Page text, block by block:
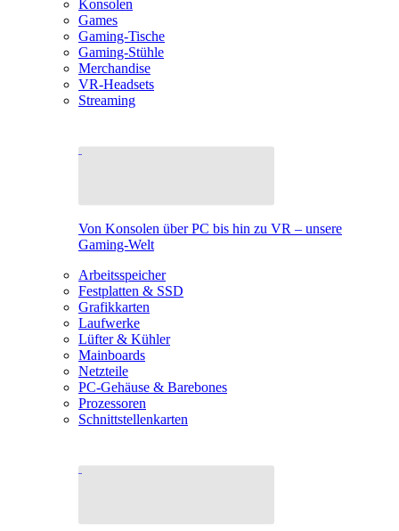
Konsolen
Games
Gaming-Tische
Gaming-Stühle
Merchandise
VR-Headsets
Streaming
Von Konsolen über PC bis hin zu VR – unsere
Gaming-Welt
Arbeitsspeicher
Festplatten & SSD
Grafikkarten
Laufwerke
Lüfter & Kühler
Mainboards
Netzteile
PC-Gehäuse & Barebones
Prozessoren
Schnittstellenkarten